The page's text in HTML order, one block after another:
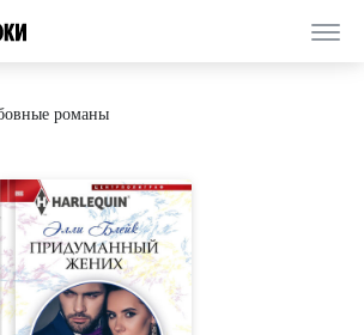
романы